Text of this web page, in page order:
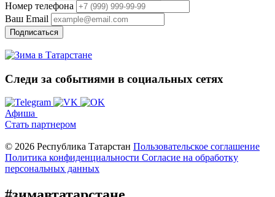
Номер телефона
Ваш Email
Подписаться
Следи за событиями в социальных сетях
Афиша
Стать партнером
© 2026 Республика Татарстан Пользовательское соглашение
Политика конфиденциальности Cогласие на обработку
персональных данных